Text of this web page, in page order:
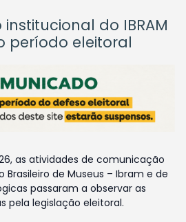
do IBRAM
período eleitoral
as atividades de comunicação
de Museus – Ibram e de
passaram a observar as
pela legislação eleitoral.